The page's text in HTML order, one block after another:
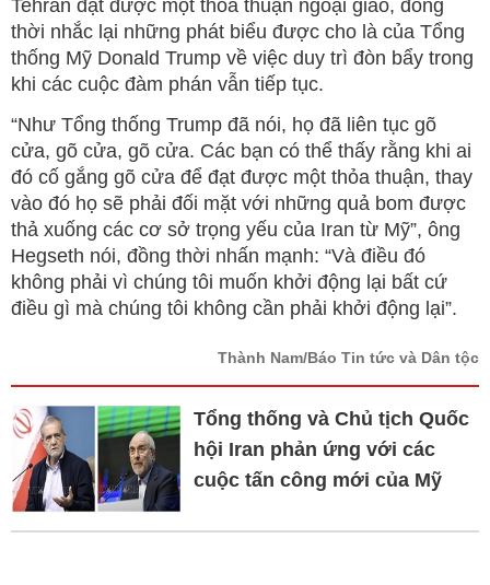
Tehran đạt được một thỏa thuận ngoại giao, đồng
thời nhắc lại những phát biểu được cho là của Tổng
thống Mỹ Donald Trump về việc duy trì đòn bẩy trong
khi các cuộc đàm phán vẫn tiếp tục.
“Như Tổng thống Trump đã nói, họ đã liên tục gõ
cửa, gõ cửa, gõ cửa. Các bạn có thể thấy rằng khi ai
đó cố gắng gõ cửa để đạt được một thỏa thuận, thay
vào đó họ sẽ phải đối mặt với những quả bom được
thả xuống các cơ sở trọng yếu của Iran từ Mỹ”, ông
Hegseth nói, đồng thời nhấn mạnh: “Và điều đó
không phải vì chúng tôi muốn khởi động lại bất cứ
điều gì mà chúng tôi không cần phải khởi động lại”.
Thành Nam/Báo Tin tức và Dân tộc
Tổng thống và Chủ tịch Quốc
hội Iran phản ứng với các
cuộc tấn công mới của Mỹ